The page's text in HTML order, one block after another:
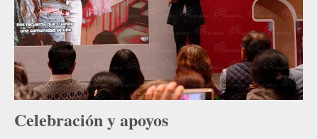
Celebración y apoyos